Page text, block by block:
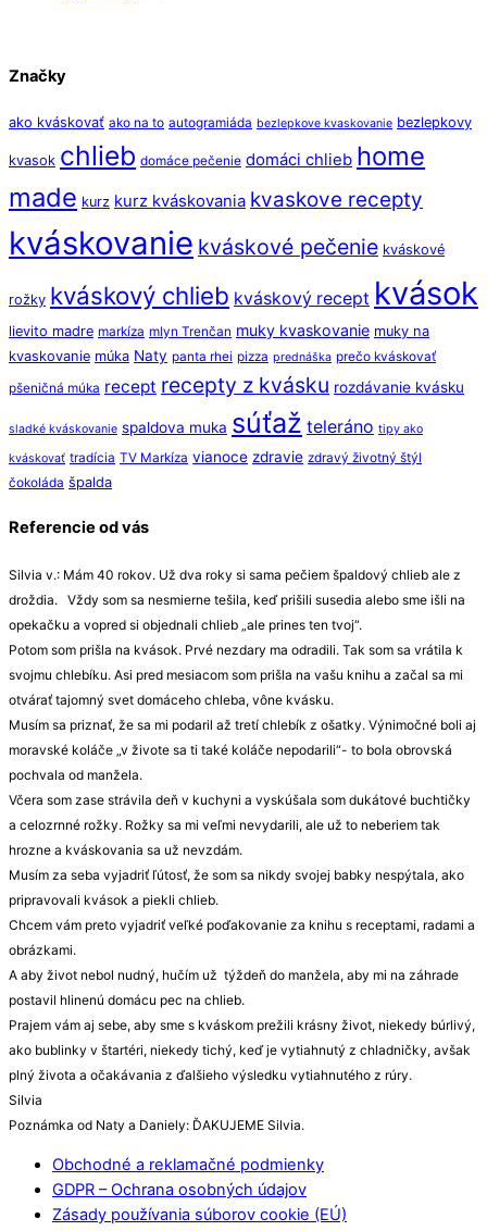
Značky
ako kváskovať ako na to autogramiáda bezlepkove kvaskovanie bezlepkovy
kvasok chlieb domáce pečenie domáci chlieb home
made kurz kurz kváskovania kvaskove recepty
kváskovanie kváskové pečenie kváskové
rožky kváskový chlieb kváskový recept kvások
lievito madre markíza mlyn Trenčan muky kvaskovanie muky na
kvaskovanie múka Naty panta rhei pizza prednáška prečo kváskovať
pšeničná múka recept recepty z kvásku rozdávanie kvásku
sladké kváskovanie spaldova muka súťaž teleráno tipy ako
kváskovať tradícia TV Markíza vianoce zdravie zdravý životný štýl
čokoláda špalda
Referencie od vás
Silvia v.: Mám 40 rokov. Už dva roky si sama pečiem špaldový chlieb ale z
droždia. Vždy som sa nesmierne tešila, keď prišili susedia alebo sme išli na
opekačku a vopred si objednali chlieb „ale prines ten tvoj“.
Potom som prišla na kvások. Prvé nezdary ma odradili. Tak som sa vrátila k
svojmu chlebíku. Asi pred mesiacom som prišla na vašu knihu a začal sa mi
otvárať tajomný svet domáceho chleba, vône kvásku.
Musím sa priznať, že sa mi podaril až tretí chlebík z ošatky. Výnimočné boli aj
moravské koláče „v živote sa ti také koláče nepodarili“- to bola obrovská
pochvala od manžela.
Včera som zase strávila deň v kuchyni a vyskúšala som dukátové buchtičky
a celozrnné rožky. Rožky sa mi veľmi nevydarili, ale už to neberiem tak
hrozne a kváskovania sa už nevzdám.
Musím za seba vyjadriť ľútosť, že som sa nikdy svojej babky nespýtala, ako
pripravovali kvások a piekli chlieb.
Chcem vám preto vyjadriť veľké poďakovanie za knihu s receptami, radami a
obrázkami.
A aby život nebol nudný, hučím už týždeň do manžela, aby mi na záhrade
postavil hlinenú domácu pec na chlieb.
Prajem vám aj sebe, aby sme s kváskom prežili krásny život, niekedy búrlivý,
ako bublinky v štartéri, niekedy tichý, keď je vytiahnutý z chladničky, avšak
plný života a očakávania z ďalšieho výsledku vytiahnutého z rúry.
Silvia
Poznámka od Naty a Daniely: ĎAKUJEME Silvia.
Obchodné a reklamačné podmienky
GDPR – Ochrana osobných údajov
Zásady používania súborov cookie (EÚ)